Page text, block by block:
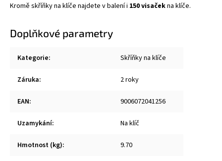
Kromě skříňky na klíče najdete v balení i 150 visačekna klíče.
Doplňkové parametry
Kategorie: Skříňky na klíče
Záruka: 2 roky
EAN: 9006072041256
Uzamykání: Na klíč
Hmotnost (kg): 9.70